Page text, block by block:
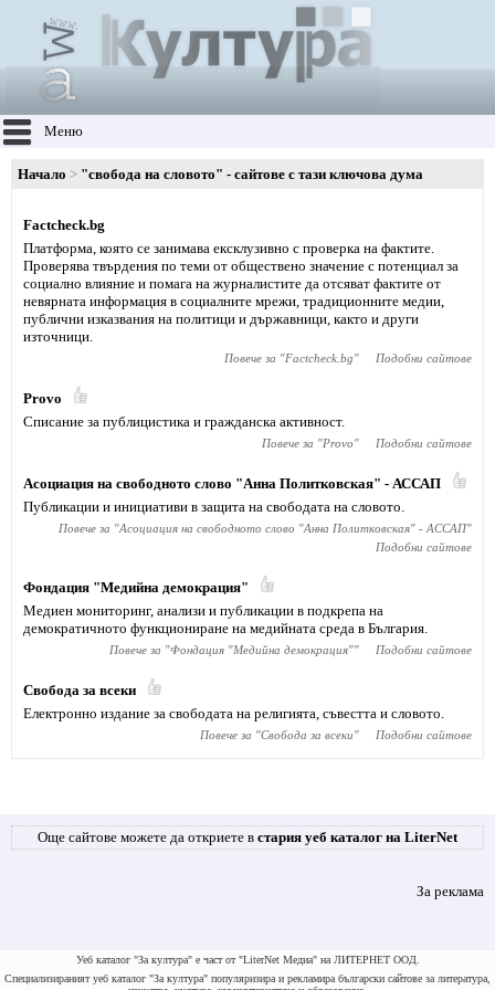
Меню
Начало "свобода на словото" - сайтове с тази ключова дума
Factcheck.bg
Платформа, която се занимава ексклузивно с проверка на фактите.
Проверява твърдения по теми от обществено значение с потенциал за
социално влияние и помага на журналистите да отсяват фактите от
невярната информация в социалните мрежи, традиционните медии,
публични изказвания на политици и държавници, както и други
източници.
Повече за "Factcheck.bg" Подобни сайтове
Provo
Списание за публицистика и гражданска активност.
Повече за "Provo" Подобни сайтове
Асоциация на свободното слово "Анна Политковская" - АССАП
Публикации и инициативи в защита на свободата на словото.
Повече за "Асоциация на свободното слово "Анна Политковская" - АССАП"
Подобни сайтове
Фондация "Медийна демокрация"
Медиен мониторинг, анализи и публикации в подкрепа на
демократичното функциониране на медийната среда в България.
Повече за "Фондация "Медийна демокрация"" Подобни сайтове
Свобода за всеки
Електронно издание за свободата на религията, съвестта и словото.
Повече за "Свобода за всеки" Подобни сайтове
Още сайтове можете да откриете в стария уеб каталог на LiterNet
За реклама
Уеб каталог "За култура" е част от "LiterNet Медиа" на ЛИТЕРНЕТ ООД.
Специализираният уеб каталог "За култура" популяризира и рекламира български сайтове за литература,